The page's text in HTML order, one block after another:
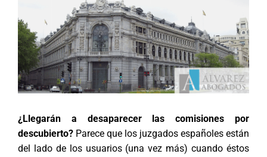
¿Llegarán a desaparecer las comisiones por
descubierto? Parece que los juzgados españoles están
del lado de los usuarios (una vez más) cuando éstos